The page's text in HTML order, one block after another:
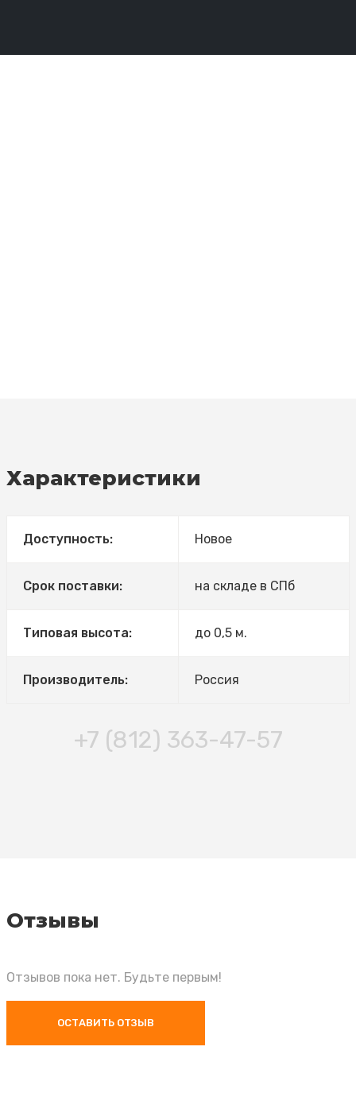
Характеристики
Доступность: Новое
Срок поставки: на складе в СПб
Типовая высота: до 0,5 м.
Производитель: Россия
+7 (812) 363-47-57
Отзывы
Отзывов пока нет. Будьте первым!
ОСТАВИТЬ ОТЗЫВ